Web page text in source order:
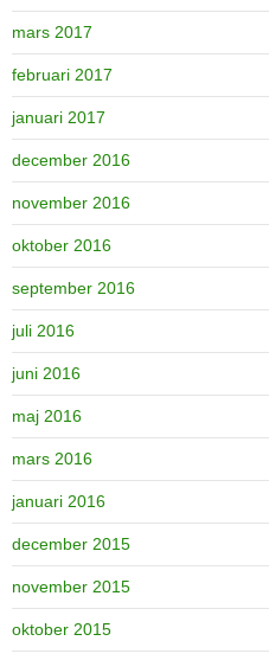
mars 2017
februari 2017
januari 2017
december 2016
november 2016
oktober 2016
september 2016
juli 2016
juni 2016
maj 2016
mars 2016
januari 2016
december 2015
november 2015
oktober 2015